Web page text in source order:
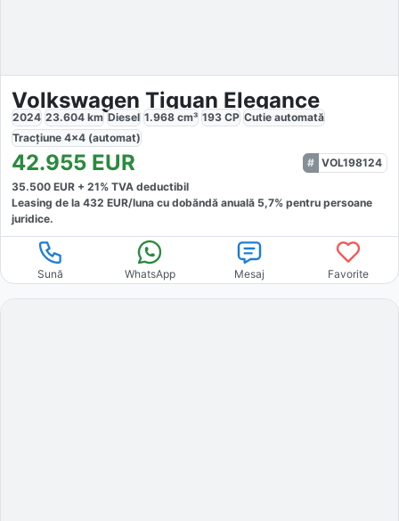
Volkswagen Tiguan Elegance
2024 23.604 km Diesel 1.968 cm³ 193 CP Cutie automată
Tracțiune 4x4 (automat)
42.955 EUR
VOL198124
35.500 EUR + 21% TVA deductibil
Leasing de la 432 EUR/luna cu dobăndă anuală 5,7% pentru persoane
juridice.
Sună WhatsApp Mesaj Favorite